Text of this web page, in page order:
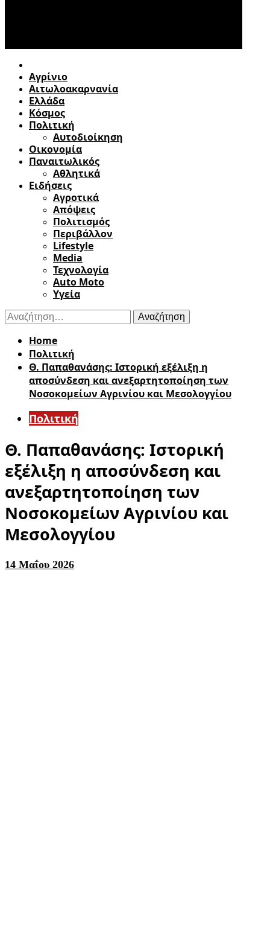
Αγρίνιο
Αιτωλοακαρνανία
Ελλάδα
Κόσμος
Πολιτική
Αυτοδιοίκηση
Οικονομία
Παναιτωλικός
Αθλητικά
Ειδήσεις
Αγροτικά
Απόψεις
Πολιτισμός
Περιβάλλον
Lifestyle
Media
Τεχνολογία
Auto Moto
Υγεία
Αναζήτηση
για:
Home
Πολιτική
Θ. Παπαθανάσης: Ιστορική εξέλιξη η
αποσύνδεση και ανεξαρτητοποίηση των
Νοσοκομείων Αγρινίου και Μεσολογγίου
Πολιτική
Θ. Παπαθανάσης: Ιστορική
εξέλιξη η αποσύνδεση και
ανεξαρτητοποίηση των
Νοσοκομείων Αγρινίου και
Μεσολογγίου
14 Μαΐου 2026